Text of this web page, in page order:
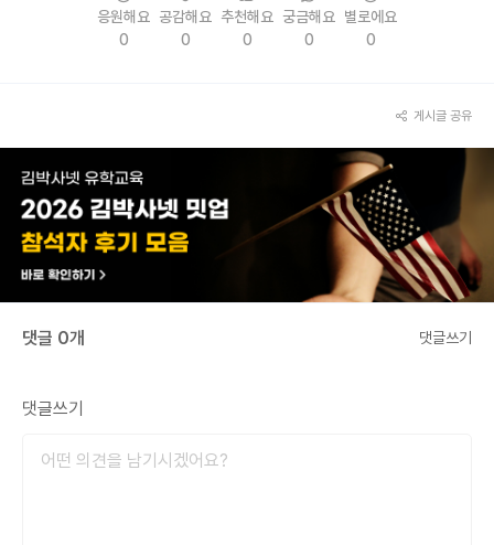
응원해요
0
공감해요
0
추천해요
0
궁금해요
0
별로에요
0
게시글 공유
댓글 0개 댓글쓰기
댓글쓰기